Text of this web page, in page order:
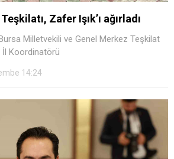
Zafer Işık’ı ağırladı
Milletvekili ve Genel Merkez Teşkilat
İl Koordinatörü
14:24